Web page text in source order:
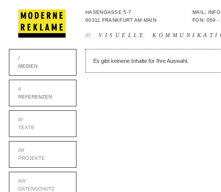
HASENGASSE 5-7
60311 FRANKFURT AM MAIN
MAIL:
FON: 069 -
/// VISUELLE
/
MEDIEN
//
REFERENZEN
///
TEXTE
////
PROJEKTE
/////
DATENSCHUTZ
Es gibt keinene Inhalte für Ihre Auswahl.